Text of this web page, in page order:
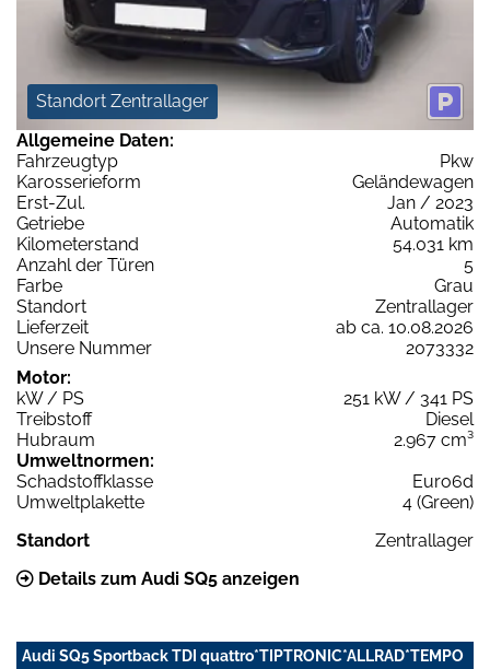
Standort Zentrallager
Allgemeine Daten:
Fahrzeugtyp
Pkw
Karosserieform
Geländewagen
Erst-Zul.
Jan / 2023
Getriebe
Automatik
Kilometerstand
54.031 km
Anzahl der Türen
5
Farbe
Grau
Standort
Zentrallager
Lieferzeit
ab ca. 10.08.2026
Unsere Nummer
2073332
Motor:
kW / PS
251 kW / 341 PS
Treibstoff
Diesel
Hubraum
2.967 cm³
Umweltnormen:
Schadstoffklasse
Euro6d
Umweltplakette
4 (Green)
Standort
Zentrallager
Details zum Audi SQ5 anzeigen
Audi SQ5 Sportback TDI quattro*TIPTRONIC*ALLRAD*TEMPO